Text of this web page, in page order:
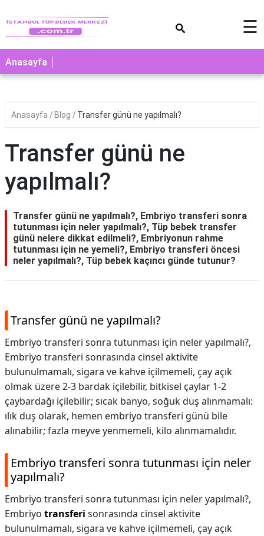
☰
Anasayfa
Anasayfa Blog Transfer günü ne yapılmalı?
Transfer günü ne
yapılmalı?
Transfer günü ne yapılmalı?, Embriyo transferi sonra
tutunması için neler yapılmalı?, Tüp bebek transfer
günü nelere dikkat edilmeli?, Embriyonun rahme
tutunması için ne yemeli?, Embriyo transferi öncesi
neler yapılmalı?, Tüp bebek kaçıncı günde tutunur?
Transfer günü ne yapılmalı?
Embriyo transferi sonra tutunması için neler yapılmalı?,
Embriyo transferi sonrasında cinsel aktivite
bulunulmamalı, sigara ve kahve içilmemeli, çay açık
olmak üzere 2-3 bardak içilebilir, bitkisel çaylar 1-2
çaybardağı içilebilir; sıcak banyo, soğuk duş alınmamalı:
ılık duş olarak, hemen embriyo transferi günü bile
alınabilir; fazla meyve yenmemeli, kilo alınmamalıdır.
Embriyo transferi sonra tutunması için neler
yapılmalı?
Embriyo transferi sonra tutunması için neler yapılmalı?,
Embriyo transferi sonrasında cinsel aktivite
bulunulmamalı, sigara ve kahve içilmemeli, çay açık